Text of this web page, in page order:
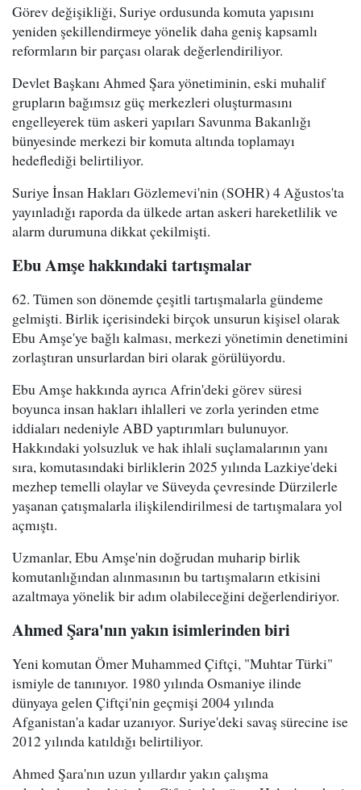
Görev değişikliği, Suriye ordusunda komuta yapısını
yeniden şekillendirmeye yönelik daha geniş kapsamlı
reformların bir parçası olarak değerlendiriliyor.
Devlet Başkanı Ahmed Şara yönetiminin, eski muhalif
grupların bağımsız güç merkezleri oluşturmasını
engelleyerek tüm askeri yapıları Savunma Bakanlığı
bünyesinde merkezi bir komuta altında toplamayı
hedeflediği belirtiliyor.
Suriye İnsan Hakları Gözlemevi'nin (SOHR) 4 Ağustos'ta
yayınladığı raporda da ülkede artan askeri hareketlilik ve
alarm durumuna dikkat çekilmişti.
Ebu Amşe hakkındaki tartışmalar
62. Tümen son dönemde çeşitli tartışmalarla gündeme
gelmişti. Birlik içerisindeki birçok unsurun kişisel olarak
Ebu Amşe'ye bağlı kalması, merkezi yönetimin denetimini
zorlaştıran unsurlardan biri olarak görülüyordu.
Ebu Amşe hakkında ayrıca Afrin'deki görev süresi
boyunca insan hakları ihlalleri ve zorla yerinden etme
iddiaları nedeniyle ABD yaptırımları bulunuyor.
Hakkındaki yolsuzluk ve hak ihlali suçlamalarının yanı
sıra, komutasındaki birliklerin 2025 yılında Lazkiye'deki
mezhep temelli olaylar ve Süveyda çevresinde Dürzilerle
yaşanan çatışmalarla ilişkilendirilmesi de tartışmalara yol
açmıştı.
Uzmanlar, Ebu Amşe'nin doğrudan muharip birlik
komutanlığından alınmasının bu tartışmaların etkisini
azaltmaya yönelik bir adım olabileceğini değerlendiriyor.
Ahmed Şara'nın yakın isimlerinden biri
Yeni komutan Ömer Muhammed Çiftçi, "Muhtar Türki"
ismiyle de tanınıyor. 1980 yılında Osmaniye ilinde
dünyaya gelen Çiftçi'nin geçmişi 2004 yılında
Afganistan'a kadar uzanıyor. Suriye'deki savaş sürecine ise
2012 yılında katıldığı belirtiliyor.
Ahmed Şara'nın uzun yıllardır yakın çalışma